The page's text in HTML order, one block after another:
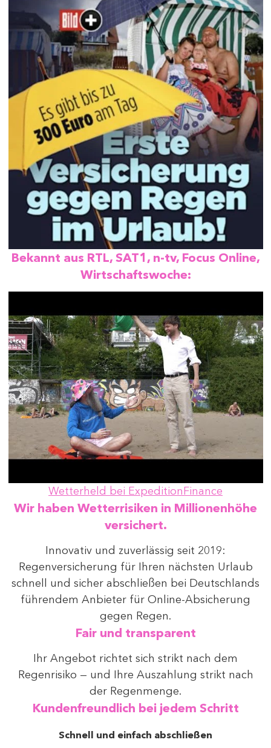
Bekannt aus RTL, SAT1, n-tv, Focus Online,
Wirtschaftswoche:
Wetterheld bei ExpeditionFinance
Wir haben Wetterrisiken in Millionenhöhe
versichert.
Innovativ und zuverlässig seit 2019:
Regenversicherung für Ihren nächsten Urlaub
schnell und sicher abschließen bei Deutschlands
führendem Anbieter für Online-Absicherung
gegen Regen.
Fair und transparent
Ihr Angebot richtet sich strikt nach dem
Regenrisiko — und Ihre Auszahlung strikt nach
der Regenmenge.
Kundenfreundlich bei jedem Schritt
Schnell und einfach abschließen